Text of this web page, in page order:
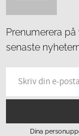
Prenumerera
senaste
Dina